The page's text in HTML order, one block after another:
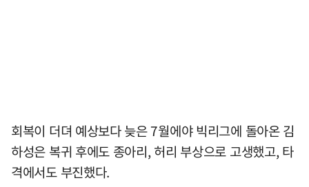
회복이 더뎌 예상보다 늦은 7월에야 빅리그에 돌아온 김
하성은 복귀 후에도 종아리, 허리 부상으로 고생했고, 타
격에서도 부진했다.